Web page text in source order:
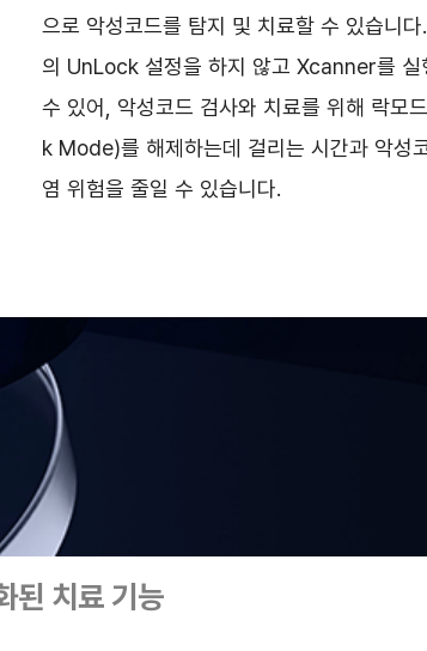
으로 악성코드를 탐지 및 치료할 수 있습니다
의 UnLock 설정을 하지 않고 Xcanner를 실
수 있어, 악성코드 검사와 치료를 위해 락모
k Mode)를 해제하는데 걸리는 시간과 악성
염 위험을 줄일 수 있습니다.
심플한 관리 기능
된 치료 기능